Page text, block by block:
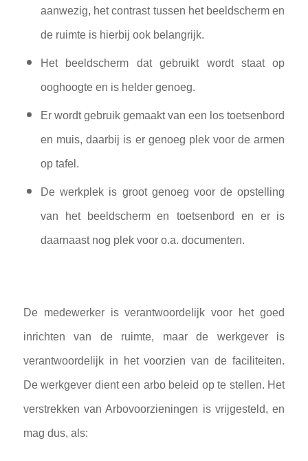
aanwezig, het contrast tussen het beeldscherm en
de ruimte is hierbij ook belangrijk.
Het beeldscherm dat gebruikt wordt staat op
ooghoogte en is helder genoeg.
Er wordt gebruik gemaakt van een los toetsenbord
en muis, daarbij is er genoeg plek voor de armen
op tafel.
De werkplek is groot genoeg voor de opstelling
van het beeldscherm en toetsenbord en er is
daarnaast nog plek voor o.a. documenten.
De medewerker is verantwoordelijk voor het goed
inrichtenvan de ruimte, maar de werkgever is
verantwoordelijk in het voorzien van defaciliteiten.
De werkgever dient een arbo beleid op te stellen. Het
verstrekken van Arbovoorzieningen is vrijgesteld, en
mag dus, als: